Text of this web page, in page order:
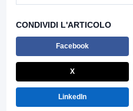
CONDIVIDI L'ARTICOLO
Facebook
X
LinkedIn